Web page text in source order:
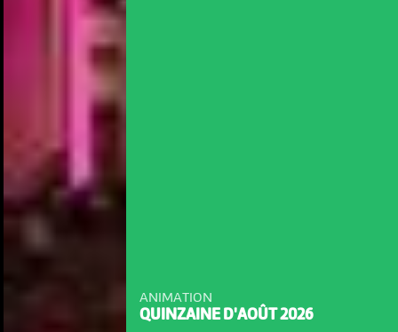
ANIMATION
QUINZAINE D'AOÛT 2026